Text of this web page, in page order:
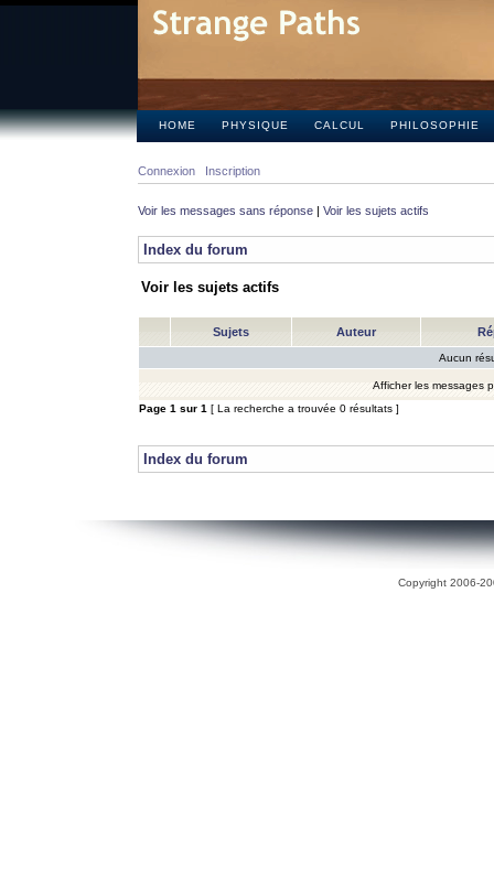
HOME PHYSIQUE CALCUL PHILOSOPHIE
Connexion Inscription
Voir les messages sans réponse | Voir les sujets actifs
Index du forum
Voir les sujets actifs
Sujets Auteur
Aucun
Afficher les messages
Page 1 sur 1 [ La recherche a trouvée 0 résultats ]
Index du forum
Copyright 2006-